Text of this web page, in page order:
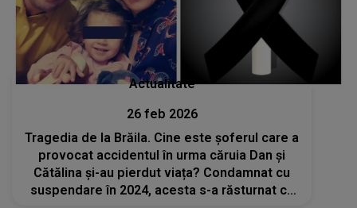
Actualitate
26 feb 2026
Tragedia de la Brăila. Cine este șoferul care a
provocat accidentul în urma căruia Dan și
Cătălina și-au pierdut viața? Condamnat cu
suspendare în 2024, acesta s-a răsturnat cu